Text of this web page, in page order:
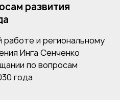
развития
и региональному
Инга Сенченко
по вопросам
года